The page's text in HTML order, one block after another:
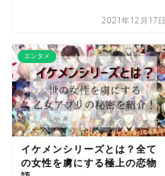
2021年12月17日
エンタメ
イケメンシリーズとは？全て
の女性を虜にする極上の恋物